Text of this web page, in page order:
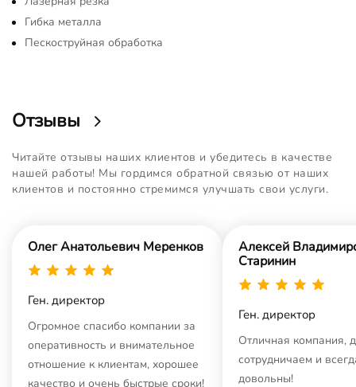
Гибка металла
Пескоструйная обработка
Отзывы
Читайте отзывы наших клиентов и убедитесь в качестве
нашей работы! Мы гордимся обратной связью от наших
клиентов и постоянно стремимся улучшать свои услуги.
Олег Анатольевич Меренков
Ген. директор
Огромное спасибо компании за
оперативность и внимательное
отношение к клиентам, хорошее
качество и очень быстрые сроки!
Алексей
Старинин
Ген. директор
Отличная компания,
сотрудничаем и
довольны!